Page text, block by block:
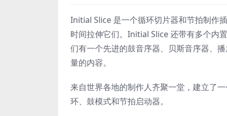
Initial Slice 是一个循环切片器和节拍制作
时间拉伸它们。Initial Slice 还带有多个内
们有一个先进的鼓音序器、贝斯音序器、
量的内容。
来自世界各地的制作人齐聚一堂，建立了
环、鼓模式和节拍启动器。